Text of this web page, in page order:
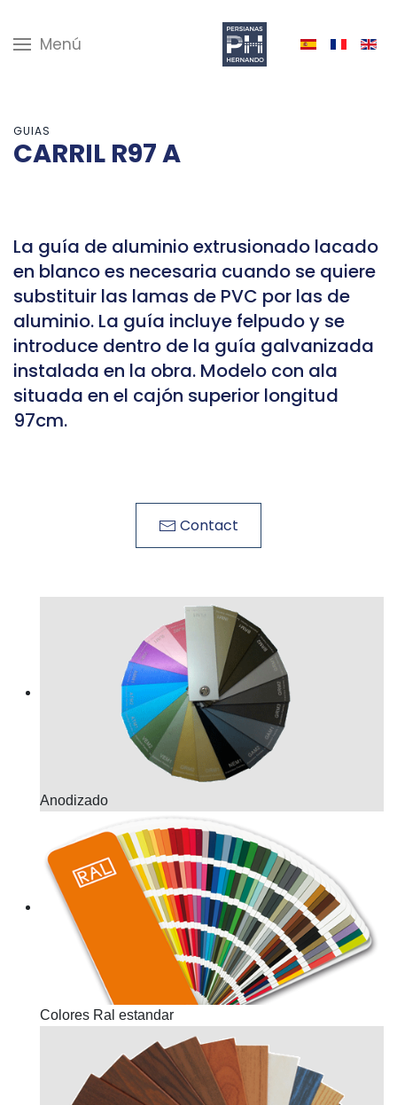
Menú
GUIAS
CARRIL R97 A
La guía de aluminio extrusionado lacado
en blanco es necesaria cuando se quiere
substituir las lamas de PVC por las de
aluminio. La guía incluye felpudo y se
introduce dentro de la guía galvanizada
instalada en la obra. Modelo con ala
situada en el cajón superior longitud
97cm.
Contact
Anodizado
Colores Ral estandar